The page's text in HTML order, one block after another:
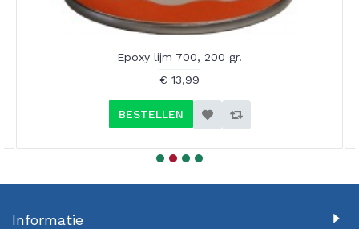
Epoxy lijm 700, 200 gr.
€ 13,99
BESTELLEN
Informatie